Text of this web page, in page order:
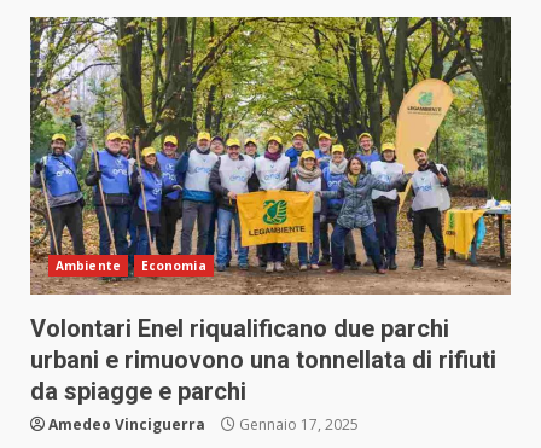
Ambiente Economia
Volontari Enel riqualificano due parchi
urbani e rimuovono una tonnellata di rifiuti
da spiagge e parchi
Amedeo Vinciguerra Gennaio 17, 2025